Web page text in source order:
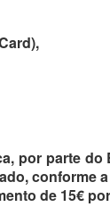
por parte
conforme
de 15€